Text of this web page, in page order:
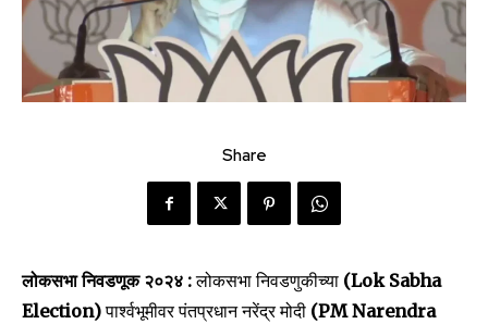
Share
लोकसभा निवडणूक २०२४ :लोकसभा निवडणुकीच्या (Lok Sabha
Election)पार्श्वभूमीवर पंतप्रधान नरेंद्र मोदी (PM Narendra